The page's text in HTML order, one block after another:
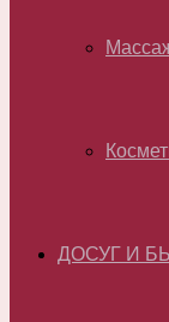
ДОСУГ И